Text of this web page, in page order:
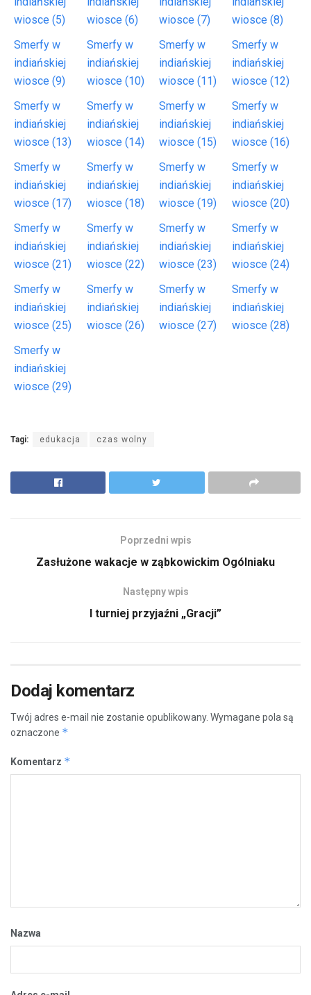
wiosce (5)
wiosce (6)
wiosce (7)
wiosce (8)
Smerfy w
indiańskiej
wiosce (9)
Smerfy w
indiańskiej
wiosce (10)
Smerfy w
indiańskiej
wiosce (11)
Smerfy w
indiańskiej
wiosce (12)
Smerfy w
indiańskiej
wiosce (13)
Smerfy w
indiańskiej
wiosce (14)
Smerfy w
indiańskiej
wiosce (15)
Smerfy w
indiańskiej
wiosce (16)
Smerfy w
indiańskiej
wiosce (17)
Smerfy w
indiańskiej
wiosce (18)
Smerfy w
indiańskiej
wiosce (19)
Smerfy w
indiańskiej
wiosce (20)
Smerfy w
indiańskiej
wiosce (21)
Smerfy w
indiańskiej
wiosce (22)
Smerfy w
indiańskiej
wiosce (23)
Smerfy w
indiańskiej
wiosce (24)
Smerfy w
indiańskiej
wiosce (25)
Smerfy w
indiańskiej
wiosce (26)
Smerfy w
indiańskiej
wiosce (27)
Smerfy w
indiańskiej
wiosce (28)
Smerfy w
indiańskiej
wiosce (29)
Tagi: edukacja czas wolny
Poprzedni wpis
Zasłużone wakacje w ząbkowickim Ogólniaku
Następny wpis
I turniej przyjaźni „Gracji”
Dodaj komentarz
Twój adres e-mail nie zostanie opublikowany. Wymagane pola są
oznaczone *
Komentarz *
Nazwa